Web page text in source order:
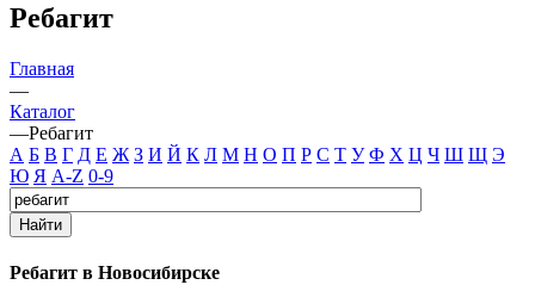
Ребагит
Главная
—
Каталог
—Ребагит
А Б В Г Д Е Ж З И Й К Л М Н О П Р С Т У Ф Х Ц Ч Ш Щ Э
Ю Я A-Z 0-9
Найти
Ребагит в Новосибирске